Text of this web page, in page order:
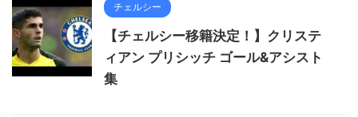
チェルシー
【チェルシー移籍決定！】クリステ
ィアン プリシッチ ゴール&アシスト
集